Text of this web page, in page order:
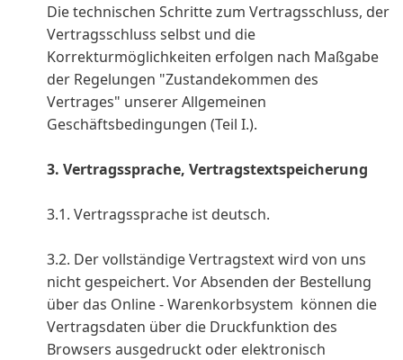
Die technischen Schritte zum Vertragsschluss, der
Vertragsschluss selbst und die
Korrekturmöglichkeiten erfolgen nach Maßgabe
der Regelungen "Zustandekommen des
Vertrages" unserer Allgemeinen
Geschäftsbedingungen (Teil I.).
3. Vertragssprache, Vertragstextspeicherung
3.1. Vertragssprache ist deutsch.
3.2. Der vollständige Vertragstext wird von uns
nicht gespeichert. Vor Absenden der Bestellung
über das Online - Warenkorbsystem können die
Vertragsdaten über die Druckfunktion des
Browsers ausgedruckt oder elektronisch